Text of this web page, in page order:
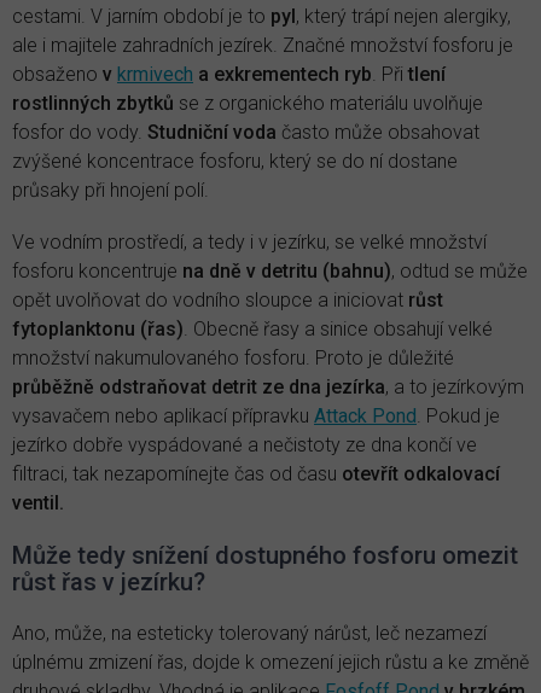
cestami. V jarním období je to pyl, který trápí nejen alergiky,
ale i majitele zahradních jezírek. Značné množství fosforu je
obsaženo v krmivech a exkrementech ryb. Přitlení
rostlinných zbytků se z organického materiálu uvolňuje
fosfor do vody. Studniční voda často může obsahovat
zvýšené koncentrace fosforu, který se do ní dostane
průsaky při hnojení polí.
Ve vodním prostředí, a tedy i v jezírku, se velké množství
fosforu koncentruje na dně v detritu (bahnu), odtud se může
opět uvolňovat do vodního sloupce a iniciovat růst
fytoplanktonu (řas). Obecně řasy a sinice obsahují velké
množství nakumulovaného fosforu. Proto je důležité
průběžně odstraňovat detrit ze dna jezírka, a to jezírkovým
vysavačem nebo aplikací přípravku Attack Pond. Pokud je
jezírko dobře vyspádované a nečistoty ze dna končí ve
filtraci, tak nezapomínejte čas od času otevřít odkalovací
ventil.
Může tedy snížení dostupného fosforu omezit
růst řas v jezírku?
Ano, může, na esteticky tolerovaný nárůst, leč nezamezí
úplnému zmizení řas, dojde k omezení jejich růstu a ke změně